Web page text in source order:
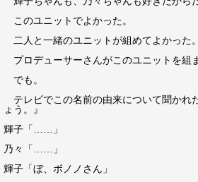
このユニットでよかった。
二人と一緒のユニットが組めてよかった。
プロデューサーさんがこのユニットを組
でも。
テレビでこの名前の由来について聞かれ
ょう。』
輝子「……」
乃々「……」
輝子「ぼ、ボノノさん」